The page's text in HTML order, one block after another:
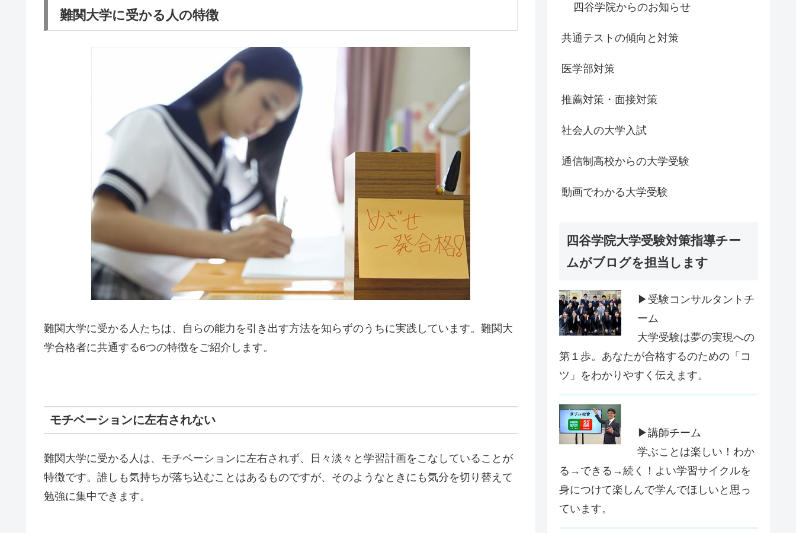
難関大学に受かる人の特徴
難関大学に受かる人たちは、自らの能力を引き出す方法を知らずのうちに実践しています。難関大
学合格者に共通する6つの特徴をご紹介します。
モチベーションに左右されない
難関大学に受かる人は、モチベーションに左右されず、日々淡々と学習計画をこなしていることが
特徴です。誰しも気持ちが落ち込むことはあるものですが、そのようなときにも気分を切り替えて
勉強に集中できます。
四谷学院からのお知らせ
共通テストの傾向と対策
医学部対策
推薦対策・面接対策
社会人の大学入試
通信制高校からの大学受験
動画でわかる大学受験
四谷学院大学受験対策指導チー
ムがブログを担当します
▶受験コンサルタントチ
ーム
大学受験は夢の実現への
第１歩。あなたが合格するのための「コ
ツ」をわかりやすく伝えます。
▶講師チーム
学ぶことは楽しい！わか
る→できる→続く！よい学習サイクルを
身につけて楽しんで学んでほしいと思っ
ています。